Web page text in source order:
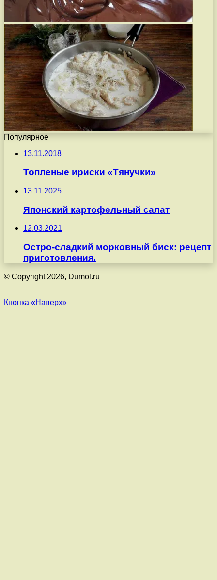
Популярное
13.11.2018
Топленые ириски «Тянучки»
13.11.2025
Японский картофельный салат
12.03.2021
Остро-сладкий морковный биск: рецепт
приготовления.
© Copyright 2026, Dumol.ru
Кнопка «Наверх»